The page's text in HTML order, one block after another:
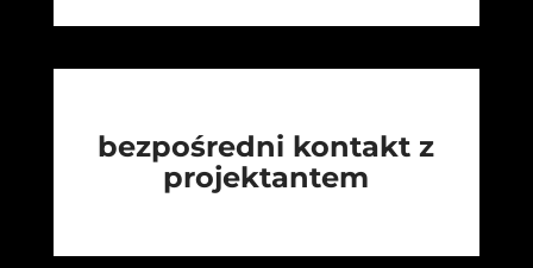
bezpośredni kontakt z
projektantem